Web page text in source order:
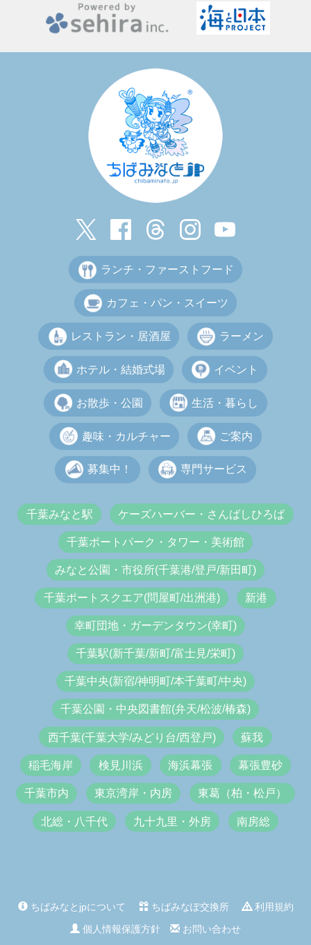
ランチ・ファーストフード
カフェ・パン・スイーツ
レストラン・居酒屋 ラーメン
ホテル・結婚式場 イベント
お散歩・公園 生活・暮らし
趣味・カルチャー ご案内
募集中！ 専門サービス
千葉みなと駅 ケーズハーバー・さんばしひろば
千葉ポートパーク・タワー・美術館
みなと公園・市役所(千葉港/登戸/新田町)
千葉ポートスクエア(問屋町/出洲港) 新港
幸町団地・ガーデンタウン(幸町)
千葉駅(新千葉/新町/富士見/栄町)
千葉中央(新宿/神明町/本千葉町/中央)
千葉公園・中央図書館(弁天/松波/椿森)
西千葉(千葉大学/みどり台/西登戸) 蘇我
稲毛海岸 検見川浜 海浜幕張 幕張豊砂
千葉市内 東京湾岸・内房 東葛（柏・松戸）
北総・八千代 九十九里・外房 南房総
ちばみなとjpについて ちばみなぽ交換所
利用規約
個人情報保護方針
お問い合わせ